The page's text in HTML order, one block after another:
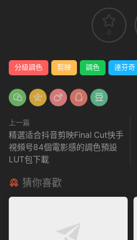
0
分級調色 剪映 調色 達芬奇
上一篇
精選适合抖音剪映Final Cut快手
視頻号84個電影感的調色預設
LUT包下載
猜你喜歡